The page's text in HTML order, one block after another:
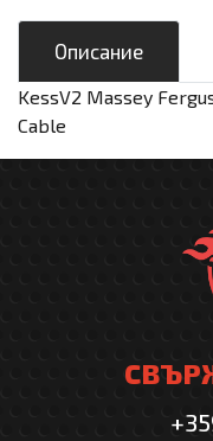
Описание
KessV2 Massey
Cable